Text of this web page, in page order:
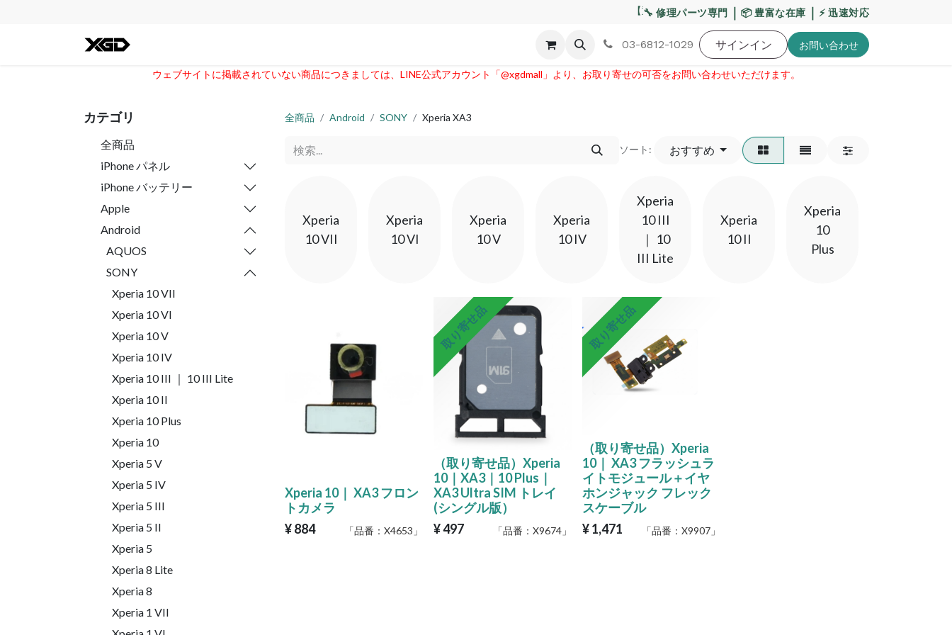
【重要】熊本地震・お盆期間の配送への影響について
🔧 修理パーツ専門 ｜ 📦 豊富な在庫 ｜ ⚡ 迅速対応
不良交換規定 ゲーム機 バッテリー 工具・備品 特価品 ポイントに関して
03-6812-1029 サインイン お問い​合わせ
ウェブサイトに掲載されていない商品につきましては、LINE公式アカウント「@xgdmall」より、お取り寄せの可否をお問い合わせいただけます。​
カテゴリ
全商品
iPhone パネル
iPhone バッテリー
Apple
Android
AQUOS
SONY
Xperia 10 VII
Xperia 10 VI
Xperia 10 V
Xperia 10 IV
Xperia 10 III ｜ 10 III Lite
Xperia 10 II
Xperia 10 Plus
Xperia 10
Xperia 5 V
Xperia 5 IV
Xperia 5 III
Xperia 5 II
Xperia 5
Xperia 8 Lite
Xperia 8
Xperia 1 VII
全商品 Android SONY Xperia XA3
ソート: おすすめ
Xperia
10 VII
Xperia
10 VI
Xperia
10 V
Xperia
10 IV
Xperia
10 III
｜ 10
III Lite
Xperia
10 II
Xperia
10
Plus
Xperia 10｜ XA3 フロン
トカメラ
¥884 「品番： X4653 」
取り寄せ品
（取り寄せ品）Xperia
10｜XA3｜10 Plus｜
XA3 Ultra SIM トレイ
(シングル版）
¥497 「品番： X9674 」
取り寄せ品
（取り寄せ品）Xperia
10｜ XA3 フラッシュラ
イトモジュール＋イヤ
ホンジャック フレック
スケーブル
¥1,471 「品番： X9907 」